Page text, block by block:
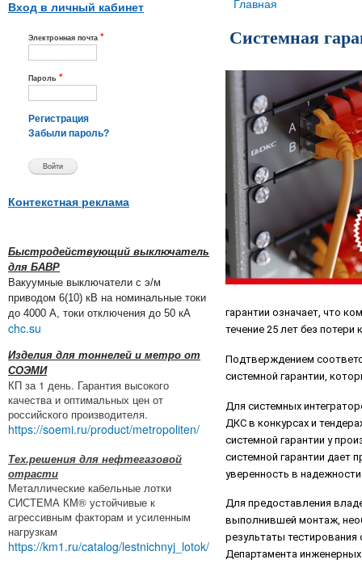
Вход в личный кабинет
Электронная почта *
Пароль *
Регистрация
Забыли пароль?
Контекстная реклама
Быстродействующий выключатель
для БАВР
Вакуумные выключатели с э/м
приводом 6(10) кВ на номинальные токи
до 4000 А, токи отключения до 50 кА
chc.su
Изделия для тоннелей и метро от
СОЭМИ
КП за 1 день. Гарантия высокого
качества и оптимальных цен от
российского производителя.
https://soemi.ru/product/metropoliten/
Тех.решения для нефтегазовой
отрасти
Металлические кабельные лотки
СИСТЕМА КМ® устойчивые к
агрессивным факторам и усиленным
нагрузкам
https://km1.ru/catalog/lestnichnyj_lotok/
Вы здесь
Главная
Системная
гарантии означает, что
течение 25 лет без потери
Подтверждением
системной гарантии,
Для системных
ДКС в конкурсах и
системной гарантии у
системной гарантии дает
уверенность в
Для предоставления
выполнившей монтаж,
результаты
Департамента